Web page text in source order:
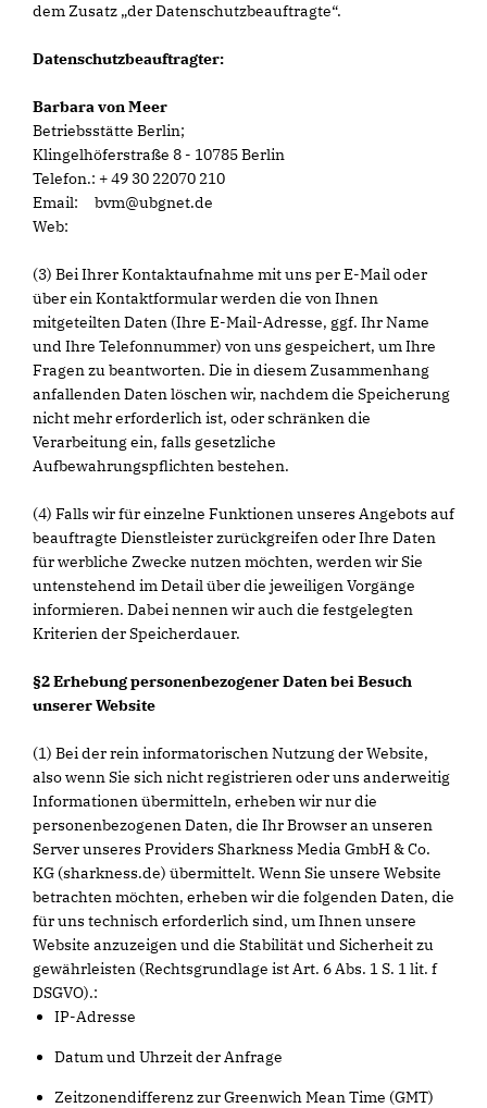
dem Zusatz „der Datenschutzbeauftragte“.
Datenschutzbeauftragter:
Barbara von Meer
Betriebsstätte Berlin;
Klingelhöferstraße 8 - 10785 Berlin
Telefon.: + 49 30 22070 210
Email: bvm@ubgnet.de
Web:
(3) Bei Ihrer Kontaktaufnahme mit uns per E-Mail oder
über ein Kontaktformular werden die von Ihnen
mitgeteilten Daten (Ihre E-Mail-Adresse, ggf. Ihr Name
und Ihre Telefonnummer) von uns gespeichert, um Ihre
Fragen zu beantworten. Die in diesem Zusammenhang
anfallenden Daten löschen wir, nachdem die Speicherung
nicht mehr erforderlich ist, oder schränken die
Verarbeitung ein, falls gesetzliche
Aufbewahrungspflichten bestehen.
(4) Falls wir für einzelne Funktionen unseres Angebots auf
beauftragte Dienstleister zurückgreifen oder Ihre Daten
für werbliche Zwecke nutzen möchten, werden wir Sie
untenstehend im Detail über die jeweiligen Vorgänge
informieren. Dabei nennen wir auch die festgelegten
Kriterien der Speicherdauer.
§2 Erhebung personenbezogener Daten bei Besuch
unserer Website
(1) Bei der rein informatorischen Nutzung der Website,
also wenn Sie sich nicht registrieren oder uns anderweitig
Informationen übermitteln, erheben wir nur die
personenbezogenen Daten, die Ihr Browser an unseren
Server unseres Providers Sharkness Media GmbH & Co.
KG (sharkness.de) übermittelt. Wenn Sie unsere Website
betrachten möchten, erheben wir die folgenden Daten, die
für uns technisch erforderlich sind, um Ihnen unsere
Website anzuzeigen und die Stabilität und Sicherheit zu
gewährleisten (Rechtsgrundlage ist Art. 6 Abs. 1 S. 1 lit. f
DSGVO).:
IP-Adresse
Datum und Uhrzeit der Anfrage
Zeitzonendifferenz zur Greenwich Mean Time (GMT)